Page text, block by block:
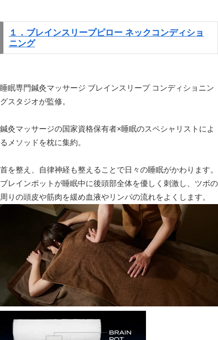
１．ブレインスリープピロー ネックコンディショ
ニング
睡眠専門鍼灸マッサージ ブレインスリープ コンディショニン
グスタジオが監修。
鍼灸マッサージの国家資格保有者×睡眠のスペシャリストによ
るメソッドを枕に集約。
首を整え、自律神経も整えることで日々の睡眠がかわります。
ブレインポットが睡眠中に後頭部全体を優しく刺激し、ツボの
周りの頭皮や筋肉を緩め血液やリンパの流れをよくします。